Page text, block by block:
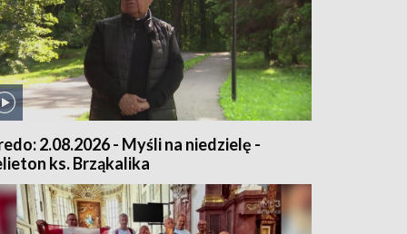
2.08.2026 - Myśli na niedzielę -
ks. Brząkalika